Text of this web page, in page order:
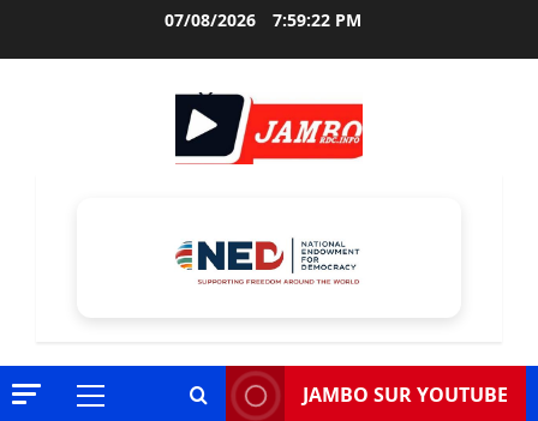
07/08/2026 7:59:24 PM
Menu
JAMBO SUR YOUTUBE